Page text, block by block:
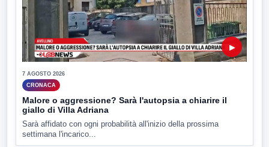
▶
7 AGOSTO 2026
CRONACA
Malore o aggressione? Sarà l'autopsia a chiarire il
giallo di Villa Adriana
Sarà affidato con ogni probabilità all'inizio della prossima
settimana l'incarico...